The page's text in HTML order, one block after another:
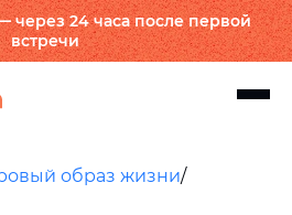
через 24 часа после первой
встречи
образ жизни/